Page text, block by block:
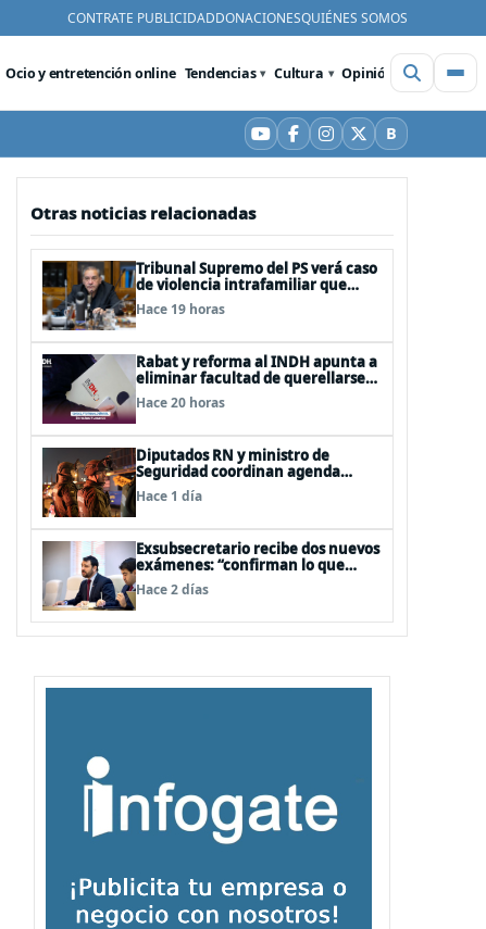
CONTRATE PUBLICIDADDONACIONESQUIÉNES SOMOS
Ocio y entretención online Tendencias Cultura Opinión Videos
YouTube
Facebook
Instagram
X BBluesky
Otras noticias relacionadas
Tribunal Supremo del PS verá caso
de violencia intrafamiliar que
afecta al senador Fidel Espinoza
Hace 19 horas
Rabat y reforma al INDH apunta a
eliminar facultad de querellarse
para hacerlo “consultivo”
Hace 20 horas
Diputados RN y ministro de
Seguridad coordinan agenda
legislativa y fast track de
proyectos
Hace 1 día
Exsubsecretario recibe dos nuevos
exámenes: “confirman lo que
siempre he dicho que no consumo
droga”
Hace 2 días